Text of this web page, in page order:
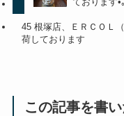
45 根塚店、ＥＲＣＯＬ
荷しております
この記事を書